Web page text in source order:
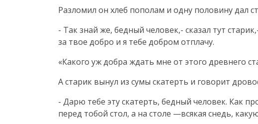
Разломил он хлеб пополам и одну половину дал
- Так знай же, бедный человек,- сказал тут
за твое добро и я тебе добром отплачу.
«Какого уж добра ждать мне от этого древнего
А старик вынул из сумы скатерть и говорит
- Дарю тебе эту скатерть, бедный человек. Как
перед тобой стол, а на столе —всякая снедь,